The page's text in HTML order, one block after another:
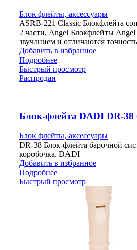
Блок флейты, аксессуары
ASRB-221 Classic Блокфлейта
2 части, Angel Блокфлейты
звучанием и отличаются
Добавить в избранное
Подробнее
Быстрый просмотр
Распродан
Блок-флейта DADI DR-38
Блок флейты, аксессуары
DR-38 Блок-флейта барочной
коробочка. DADI
Добавить в избранное
Подробнее
Быстрый просмотр